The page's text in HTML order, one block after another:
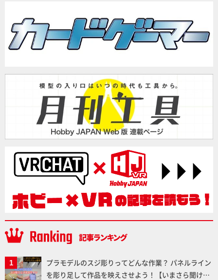
プラモデルのスジ彫りってどんな作業？ パネルライン
を彫り足して作品を映えさせよう！【いまさら聞けな